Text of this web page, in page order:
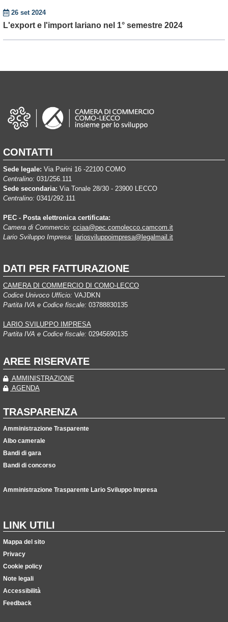
26 set 2024
L'export e l'import lariano nel 1° semestre 2024
CONTATTI
Sede legale: Via Parini 16 -22100 COMO
Centralino: 031/256.111
Sede secondaria: Via Tonale 28/30 - 23900 LECCO
Centralino: 0341/292.111
PEC - Posta elettronica certificata:
Camera di Commercio: cciaa@pec.comolecco.camcom.it
Lario Sviluppo Impresa: lariosviluppoimpresa@legalmail.it
DATI PER FATTURAZIONE
CAMERA DI COMMERCIO DI COMO-LECCO
Codice Univoco Ufficio: VAJDKN
Partita IVA e Codice fiscale: 03788830135
LARIO SVILUPPO IMPRESA
Partita IVA e Codice fiscale: 02945690135
AREE RISERVATE
AMMINISTRAZIONE
AGENDA
TRASPARENZA
Amministrazione Trasparente
Albo camerale
Bandi di gara
Bandi di concorso
Amministrazione Trasparente Lario Sviluppo Impresa
LINK UTILI
Mappa del sito
Privacy
Cookie policy
Note legali
Accessibilità
Feedback